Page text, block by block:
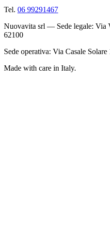
Tel. 06 99291467
Nuovavita srl — Sede legale: Via
62100
Sede operativa: Via Casale
Made with care in Italy.